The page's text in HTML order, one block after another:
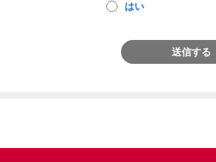
はい
送信する